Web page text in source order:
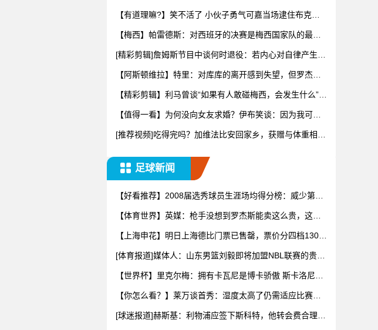
【有道理嘛?】笑不活了 小伙子勇气可嘉当场逮住布克开
【梅西】帕雷德斯：对西班牙的决赛是梅西国家队的最后
[精彩剪辑]詹姆斯节目中谈何时退役：若内心对自律产生抗
【阿斯顿维拉】特里：对库库的离开感到失望，但罗杰斯
【精彩剪辑】利马曾谈“如果有人敢碰梅西，会发生什么”：
【值得一看】为何没向女友求婚？伊布笑谈：因为我可不
[推荐视频]吃得完吗？加维法比安回家乡，获赠与体重相等
足球新闻
【好看推荐】2008届选秀球员生涯场均得分榜：威少第一
【体育世界】英媒：枪手没想到罗杰斯能卖这么贵，这似
【上海申花】明日上海德比门票已售罄，票价分四档130
[体育报道]媒体人：山东男篮刘毅即将加盟NBL联赛的贵州
【世界杯】里克尔梅：拥有卡瓦尼是博卡骄傲 斯卡洛尼是
【你怎么看？】莱万谈首秀：湿度太高了仍需适应比赛环
[球迷报道]赫斯基：利物浦应签下斯科特，他转会费合理且